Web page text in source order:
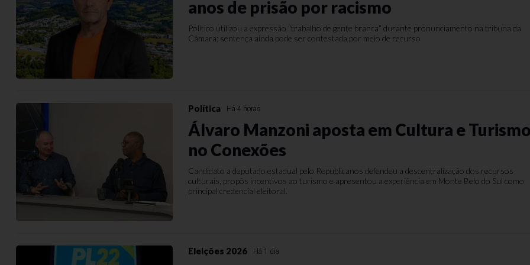
anos de prisão por racismo
Político utilizou a expressão “trabalho de gente branca” durante pronunciamento na tribuna da
Câmara; sentença ainda pode ser contestada por meio de recurso
Política Há 4 horas
Álvaro Manzoni aposta em Cultura e
no Conexões
Candidato a deputado estadual pelo Republicanos defendeu a descentralização dos recursos
culturais, propôs incentivos ao turismo e apresentou a experiência em Monte Belo do Sul como
principal credencial eleitoral.
Eleições 2026 Há 1 dia